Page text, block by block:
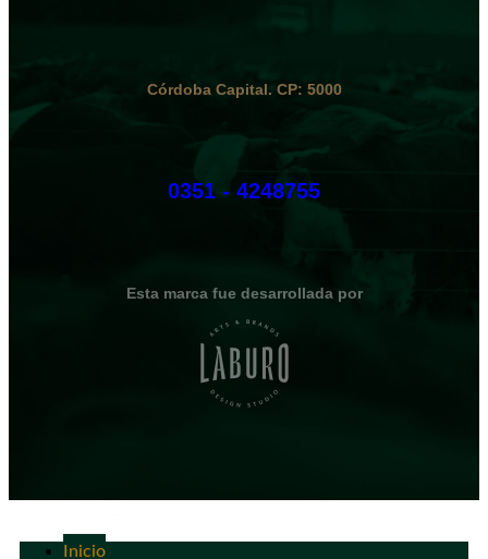
Córdoba Capital. CP: 5000
0351 - 4248755
Esta marca fue desarrollada por
Inicio